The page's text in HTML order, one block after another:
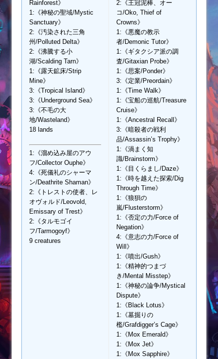
Rainforest》
1:《神秘の聖域/Mystic
Sanctuary》
2:《汚染された三角
州/Polluted Delta》
2:《沸騰する小
湖/Scalding Tarn》
1:《露天鉱床/Strip
Mine》
3:《Tropical Island》
3:《Underground Sea》
3:《不毛の大
地/Wasteland》
18 lands
1:《溜め込み屋のアウ
フ/Collector Ouphe》
4:《死儀礼のシャーマ
ン/Deathrite Shaman》
2:《トレストの使者、レ
オヴォルド/Leovold,
Emissary of Trest》
2:《タルモゴイ
フ/Tarmogoyf》
9 creatures
2:《王冠泥棒、オー
コ/Oko, Thief of
Crowns》
1:《悪魔の教示
者/Demonic Tutor》
1:《ギタクシア派の調
査/Gitaxian Probe》
1:《思案/Ponder》
3:《定業/Preordain》
1:《Time Walk》
1:《宝船の巡航/Treasure
Cruise》
1:《Ancestral Recall》
3:《暗殺者の戦利
品/Assassin’s Trophy》
1:《渦まく知
識/Brainstorm》
1:《目くらまし/Daze》
1:《時を越えた探索/Dig
Through Time》
1:《狼狽の
嵐/Flusterstorm》
1:《否定の力/Force of
Negation》
4:《意志の力/Force of
Will》
1:《噴出/Gush》
1:《精神的つまづ
き/Mental Misstep》
1:《神秘の論争/Mystical
Dispute》
1:《Black Lotus》
1:《墓掘りの
檻/Grafdigger’s Cage》
1:《Mox Emerald》
1:《Mox Jet》
1:《Mox Sapphire》